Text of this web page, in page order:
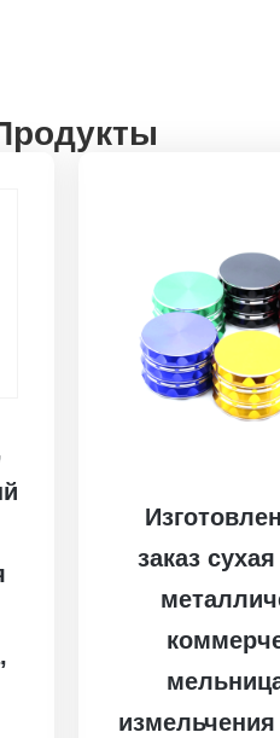
заказ